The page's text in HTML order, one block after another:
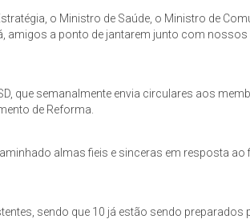
o Ministro de Saúde, o Ministro de
a ponto de jantarem junto com
que semanalmente envia circulares aos
de Reforma.
almas fieis e sinceras em resposta ao
sendo que 10 já estão sendo